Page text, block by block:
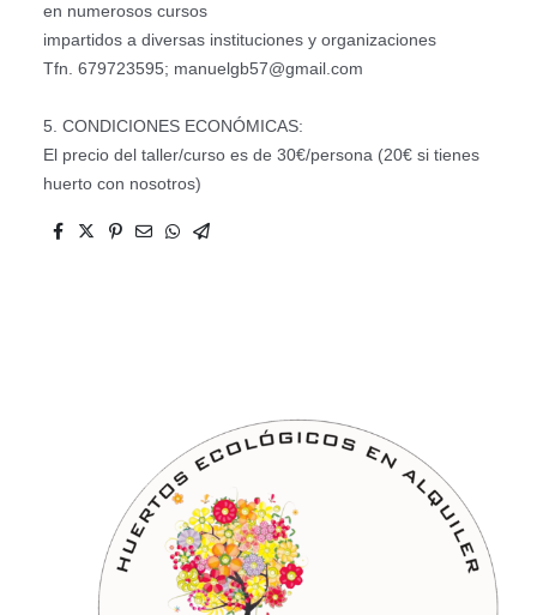
en numerosos cursos
impartidos a diversas instituciones y organizaciones
Tfn. 679723595; manuelgb57@gmail.com
5. CONDICIONES ECONÓMICAS:
El precio del taller/curso es de 30€/persona (20€ si tienes
huerto con nosotros)